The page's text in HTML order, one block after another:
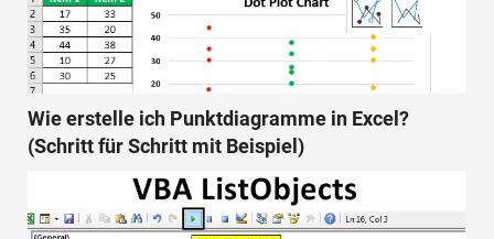
Wie erstelle ich Punktdiagramme in Excel?
(Schritt für Schritt mit Beispiel)